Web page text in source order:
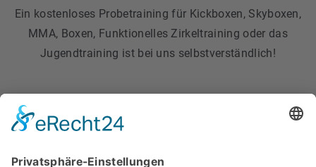
Ein kostenloses Probetraining für Kickboxen, Skyboxen,
MMA, Boxen, Funktionelles Zirkeltraining oder das
Jugendtraining ist bei uns selbstverständlich!
ZUM PROBETRAINING